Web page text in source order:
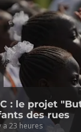
: le projet
des rues
a 23 heures